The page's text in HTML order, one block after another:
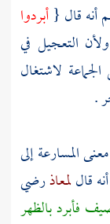
أنه قال {أبردوا
التعجيل في
لاشتغال
.
المسارعة إلى
قاللمعاذرضي
فأبرد بالظهر